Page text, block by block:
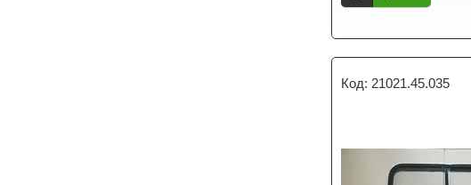
21021.45.035